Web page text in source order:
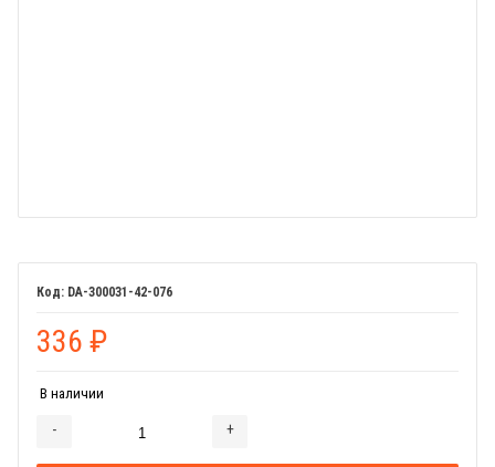
DA-300031-42-076
336 ₽
В наличии
- +